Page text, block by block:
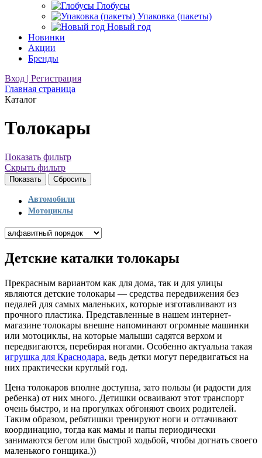
Глобусы
Упаковка (пакеты)
Новый год
Новинки
Акции
Бренды
Вход | Регистрация
Главная страница
Каталог
Толокары
Показать фильтр
Скрыть фильтр
Автомобили
Мотоциклы
Детские каталки толокары
Прекрасным вариантом как для дома, так и для улицы
являются детские толокары — средства передвижения без
педалей для самых маленьких, которые изготавливают из
прочного пластика. Представленные в нашем интернет-
магазине толокары внешне напоминают огромные машинки
или мотоциклы, на которые малыши садятся верхом и
передвигаются, перебирая ногами. Особенно актуальна такая
игрушка для Краснодара, ведь детки могут передвигаться на
них практически круглый год.
Цена толокаров вполне доступна, зато пользы (и радости для
ребенка) от них много. Детишки осваивают этот транспорт
очень быстро, и на прогулках обгоняют своих родителей.
Таким образом, ребятишки тренируют ноги и оттачивают
координацию, тогда как мамы и папы периодически
занимаются бегом или быстрой ходьбой, чтобы догнать своего
маленького гонщика.))